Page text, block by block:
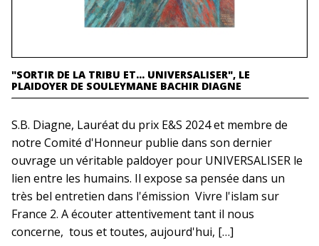
"SORTIR DE LA TRIBU ET… UNIVERSALISER", LE
PLAIDOYER DE SOULEYMANE BACHIR DIAGNE
S.B. Diagne, Lauréat du prix E&S 2024 et membre de
notre Comité d'Honneur publie dans son dernier
ouvrage un véritable paldoyer pour UNIVERSALISER le
lien entre les humains. Il expose sa pensée dans un
très bel entretien dans l'émission Vivre l'islam sur
France 2. A écouter attentivement tant il nous
concerne, tous et toutes, aujourd'hui, […]